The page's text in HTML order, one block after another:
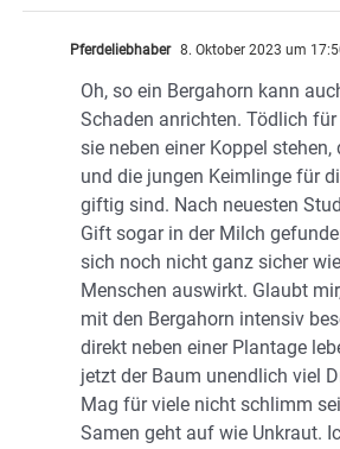
Pferdeliebhaber 8. Oktober 2023 um
Oh, so ein Bergahorn kann
Schaden anrichten. Tödlich für
sie neben einer Koppel stehen,
und die jungen Keimlinge für
giftig sind. Nach neuesten
Gift sogar in der Milch
sich noch nicht ganz sicher
Menschen auswirkt. Glaubt
mit den Bergahorn intensiv
direkt neben einer Plantage
jetzt der Baum unendlich viel
Mag für viele nicht schlimm
Samen geht auf wie Unkraut.